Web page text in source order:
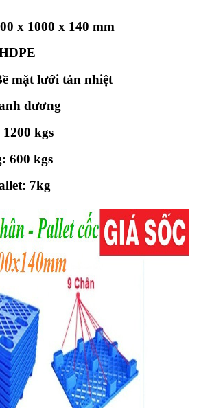
x 1000 x 140 mm
mặt lưới tản nhiệt
dương
kgs
600 kgs
7kg